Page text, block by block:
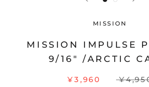
MISSION
MISSION IMPULSE
9/16" /ARCTIC
¥3,960